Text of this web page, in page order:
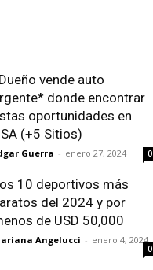
vende auto
donde encontrar
oportunidades en
(+5 Sitios)
Guerra - enero 27, 2024 0
10 deportivos más
del 2024 y por
de USD 50,000
Angelucci - enero 4, 2024
0